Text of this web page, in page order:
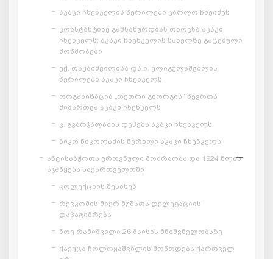
აკაკი ჩხენკელის წერილები კარლო ჩხეიძეს
კონსტანტინე გამსახურდიას თხოვნა აკაკი
ჩხენკელს; აკაკი ჩხენკელის სახელზე გაცემული
მოწმობები
ექ. თაყაიშვილისა და ი. ელიგულაშვილის
წერილები აკაკი ჩხენკელს
ორგანიზაცია „თეთრი გიორგის“ წევრთა
მიმართვა აკაკი ჩხენკელს
კ. გვარჯალაძის დეპეშა აკაკი ჩხენკელს
ნიკო ნიკოლაძის წერილი აკაკი ჩხენკელს
ანტისაბჭოთა ეროვნული მოძრაობა და 1924 წლის
აჯანყება საქართველოში
კოლექციის შესახებ
რევკომის მიერ მუშათა დელეგაციის
დაპატიმრება
ნოე რამიშვილი 26 მაისის მნიშვნელობაზე
ქაქუცა ჩოლოყაშვილის მოწოდება ქართველ